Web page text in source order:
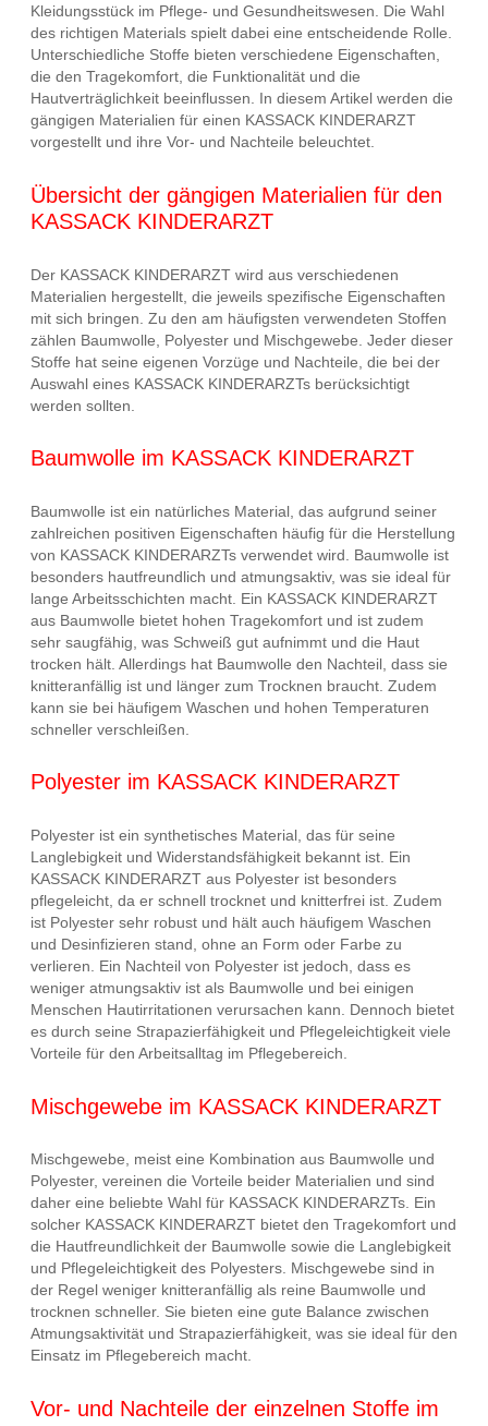
Kleidungsstück im Pflege- und Gesundheitswesen. Die Wahl
des richtigen Materials spielt dabei eine entscheidende Rolle.
Unterschiedliche Stoffe bieten verschiedene Eigenschaften,
die den Tragekomfort, die Funktionalität und die
Hautverträglichkeit beeinflussen. In diesem Artikel werden die
gängigen Materialien für einen KASSACK KINDERARZT
vorgestellt und ihre Vor- und Nachteile beleuchtet.
Übersicht der gängigen Materialien für den
KASSACK KINDERARZT
Der KASSACK KINDERARZT wird aus verschiedenen
Materialien hergestellt, die jeweils spezifische Eigenschaften
mit sich bringen. Zu den am häufigsten verwendeten Stoffen
zählen Baumwolle, Polyester und Mischgewebe. Jeder dieser
Stoffe hat seine eigenen Vorzüge und Nachteile, die bei der
Auswahl eines KASSACK KINDERARZTs berücksichtigt
werden sollten.
Baumwolle im KASSACK KINDERARZT
Baumwolle ist ein natürliches Material, das aufgrund seiner
zahlreichen positiven Eigenschaften häufig für die Herstellung
von KASSACK KINDERARZTs verwendet wird. Baumwolle ist
besonders hautfreundlich und atmungsaktiv, was sie ideal für
lange Arbeitsschichten macht. Ein KASSACK KINDERARZT
aus Baumwolle bietet hohen Tragekomfort und ist zudem
sehr saugfähig, was Schweiß gut aufnimmt und die Haut
trocken hält. Allerdings hat Baumwolle den Nachteil, dass sie
knitteranfällig ist und länger zum Trocknen braucht. Zudem
kann sie bei häufigem Waschen und hohen Temperaturen
schneller verschleißen.
Polyester im KASSACK KINDERARZT
Polyester ist ein synthetisches Material, das für seine
Langlebigkeit und Widerstandsfähigkeit bekannt ist. Ein
KASSACK KINDERARZT aus Polyester ist besonders
pflegeleicht, da er schnell trocknet und knitterfrei ist. Zudem
ist Polyester sehr robust und hält auch häufigem Waschen
und Desinfizieren stand, ohne an Form oder Farbe zu
verlieren. Ein Nachteil von Polyester ist jedoch, dass es
weniger atmungsaktiv ist als Baumwolle und bei einigen
Menschen Hautirritationen verursachen kann. Dennoch bietet
es durch seine Strapazierfähigkeit und Pflegeleichtigkeit viele
Vorteile für den Arbeitsalltag im Pflegebereich.
Mischgewebe im KASSACK KINDERARZT
Mischgewebe, meist eine Kombination aus Baumwolle und
Polyester, vereinen die Vorteile beider Materialien und sind
daher eine beliebte Wahl für KASSACK KINDERARZTs. Ein
solcher KASSACK KINDERARZT bietet den Tragekomfort und
die Hautfreundlichkeit der Baumwolle sowie die Langlebigkeit
und Pflegeleichtigkeit des Polyesters. Mischgewebe sind in
der Regel weniger knitteranfällig als reine Baumwolle und
trocknen schneller. Sie bieten eine gute Balance zwischen
Atmungsaktivität und Strapazierfähigkeit, was sie ideal für den
Einsatz im Pflegebereich macht.
Vor- und Nachteile der einzelnen Stoffe im